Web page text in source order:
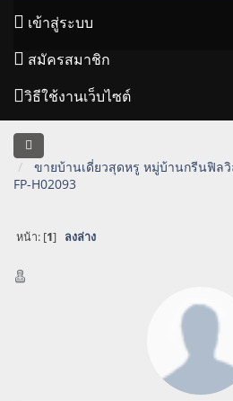
เข้าสู่ระบบ
สมัครสมาชิก
วิธีใช้งานเว็บไซต์
ขายบ้านเดี่ยวสุดหรู หมู่บ้านกรีนฟิล
FP-H02093
หน้า: [1] ลงล่าง